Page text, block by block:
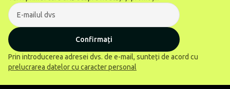
Confirmați
Prin introducerea adresei dvs. de e-mail, sunteți de acord cu
prelucrarea datelor cu caracter personal